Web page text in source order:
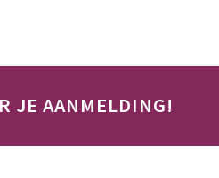
Delft
JE AANMELDING!